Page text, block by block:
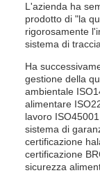
L'azienda ha
prodotto di "la
rigorosamente
sistema di
Ha
gestione della
ambientale
alimentare
lavoro
sistema di
certificazione
certificazione
sicurezza